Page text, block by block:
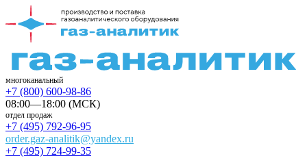
многоканальный
+7 (800) 600-98-86
08:00—18:00 (МСК)
отдел продаж
+7 (495) 792-96-95
order.gaz-analitik@yandex.ru
+7 (495) 724-99-35